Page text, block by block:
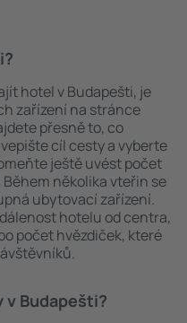
hotel v Budapešti, je
zařízení na stránce
přesně to, co
cíl cesty a vyberte
ještě uvést počet
několika vteřin se
ubytovací zařízení.
hotelu od centra,
počet hvězdiček, které
v Budapešti?